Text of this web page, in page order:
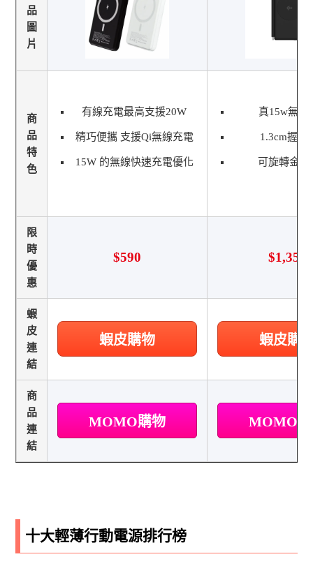
品
圖
片
商
品
特
色
有線充電最高支援20W
精巧便攜 支援Qi無線充電
15W 的無線快速充電優化
真15w無線
1.3cm握感
可旋轉金屬
限
時
優
惠
$590 $1,351
蝦
皮
連
結
蝦皮購物 蝦皮購
商
品
連
結
MOMO購物 MOMO
十大輕薄行動電源排行榜